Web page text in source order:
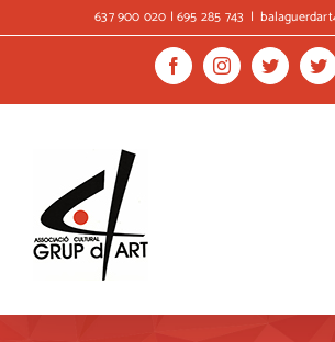
637 900 020 | 695 285 743 |
FacebookInstagramTwitter